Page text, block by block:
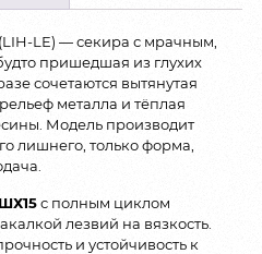
LE) — секира с мрачным,
пришедшая из глухих
сочетаются вытянутая
металла и тёплая
Модель производит
лишнего, только форма,
ШХ15с полным циклом
лезвий на вязкость.
и устойчивость к